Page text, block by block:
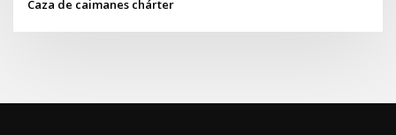
Caza de caimanes chárter